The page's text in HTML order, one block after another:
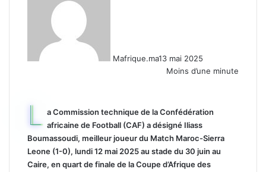
Mafrique.ma13 mai 2025
Moins d’une minute
L a Commission technique de la Confédération
africaine de Football (CAF) a désigné Iliass
Boumassoudi, meilleur joueur du Match Maroc-Sierra
Leone (1-0), lundi 12 mai 2025 au stade du 30 juin au
Caire, en quart de finale de la Coupe d’Afrique des